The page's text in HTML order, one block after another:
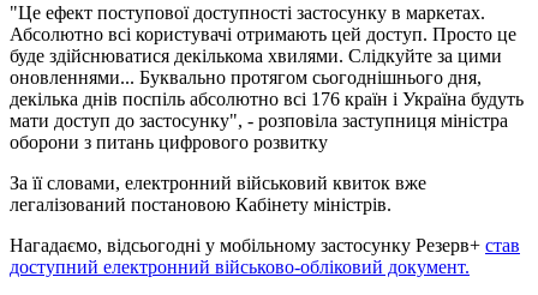
"Це ефект поступової доступності застосунку в маркетах.
Абсолютно всі користувачі отримають цей доступ. Просто це
буде здійснюватися декількома хвилями. Слідкуйте за цими
оновленнями... Буквально протягом сьогоднішнього дня,
декілька днів поспіль абсолютно всі 176 країн і Україна будуть
мати доступ до застосунку", - розповіла заступниця міністра
оборони з питань цифрового розвитку
За її словами, електронний військовий квиток вже
легалізований постановою Кабінету міністрів.
Нагадаємо, відсьогодні у мобільному застосунку Резерв+ став
доступний електронний військово-обліковий документ.